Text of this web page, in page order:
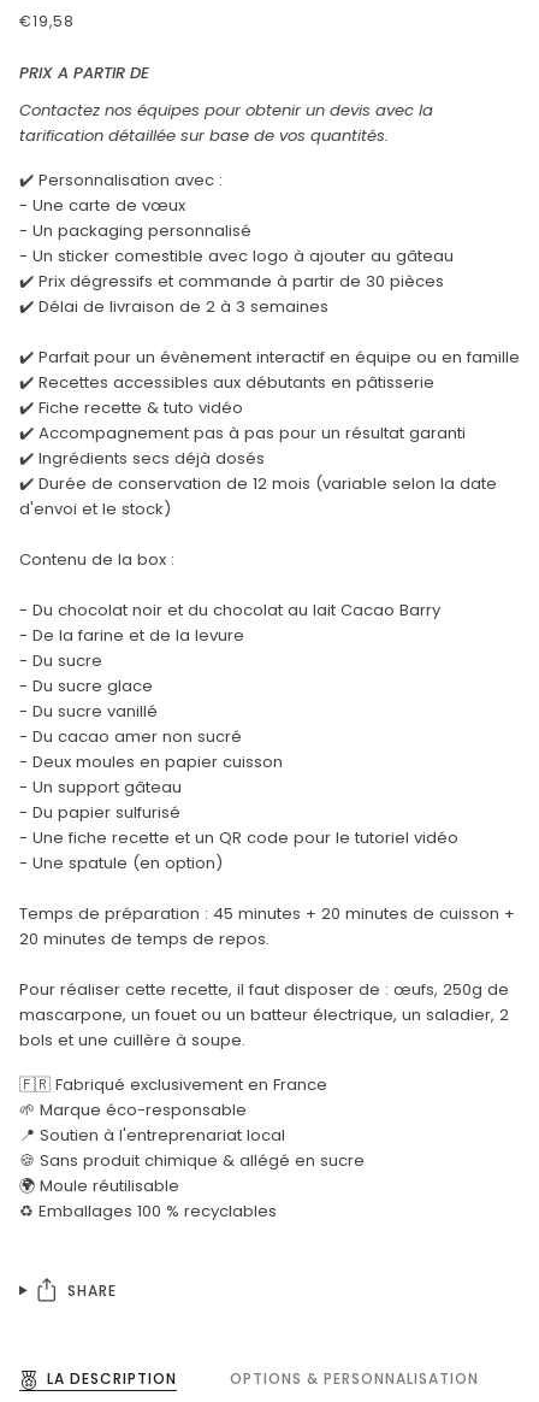
€19,58
PRIX A PARTIR DE
Contactez nos équipes pour obtenir un devis avec la
tarification détaillée sur base de vos quantités.
✔️ Personnalisation avec :
- Une carte de vœux
- Un packaging personnalisé
- Un sticker comestible avec logo à ajouter au gâteau
✔️ Prix dégressifs et commande à partir de 30 pièces
✔️ Délai de livraison de 2 à 3 semaines
✔️ Parfait pour un évènement interactif en équipe ou en famille
✔️ Recettes accessibles aux débutants en pâtisserie
✔️ Fiche recette & tuto vidéo
✔️ Accompagnement pas à pas pour un résultat garanti
✔️ Ingrédients secs déjà dosés
✔️ Durée de conservation de 12 mois (variable selon la date
d'envoi et le stock)
Contenu de la box :
- Du chocolat noir et du chocolat au lait Cacao Barry
- De la farine et de la levure
- Du sucre
- Du sucre glace
- Du sucre vanillé
- Du cacao amer non sucré
- Deux moules en papier cuisson
- Un support gâteau
- Du papier sulfurisé
- Une fiche recette et un QR code pour le tutoriel vidéo
- Une spatule (en option)
Temps de préparation : 45 minutes + 20 minutes de cuisson +
20 minutes de temps de repos.
Pour réaliser cette recette, il faut disposer de : œufs, 250g de
mascarpone, un fouet ou un batteur électrique, un saladier, 2
bols et une cuillère à soupe.
🇫🇷 Fabriqué exclusivement en France
🌱 Marque éco-responsable
📍 Soutien à l'entreprenariat local
🍪 Sans produit chimique & allégé en sucre
🌍 Moule réutilisable
♻️ Emballages 100 % recyclables
SHARE
LA DESCRIPTION OPTIONS & PERSONNALISATION